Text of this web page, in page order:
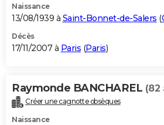
Naissance
13/08/1939 à Saint-Bonnet-de-Salers (
Décès
17/11/2007 à Paris (Paris)
Raymonde BANCHAREL (82
Créer une cagnotte obsèques
Naissance